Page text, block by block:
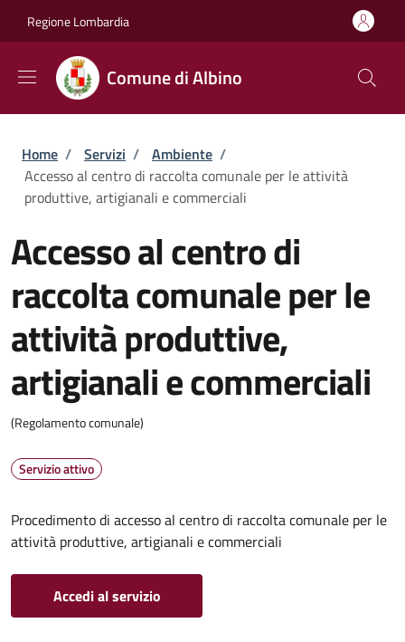
Regione Lombardia
Comune di Albino
Briciole di pane
Home / Servizi / Ambiente /
Accesso al centro di raccolta comunale per le attività
produttive, artigianali e commerciali
Accesso al centro di
raccolta comunale per le
attività produttive,
artigianali e commerciali
(Regolamento comunale)
Servizio attivo
Procedimento di accesso al centro di raccolta comunale per le
attività produttive, artigianali e commerciali
Accedi al servizio